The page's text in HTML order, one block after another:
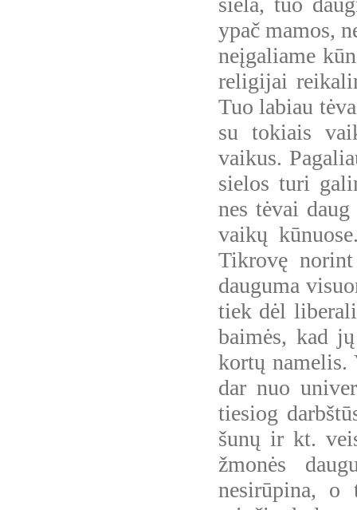
ypač mamos,
neįgaliame
religijai
Tuo labiau
su tokiais
vaikus.
sielos turi
nes tėvai
vaikų
Tikrovę
dauguma
tiek dėl
baimės, kad
kortų namelis.
dar nuo
tiesiog
šunų ir kt.
žmonės
nesirūpina,